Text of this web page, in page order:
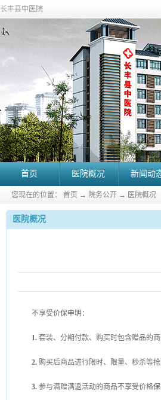
长丰县中医院
首页 医院概况 新闻动
您现在的位置： 首页 → 院务公开 → 医院概况
医院概况
不享受价保申明：
1. 套装、分期付款、购买时包含赠品的商
2. 购买后商品进行限时、限量、秒杀等
3. 参与满赠满返活动的商品不享受价格保